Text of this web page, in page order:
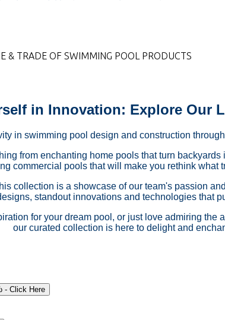
& TRADE OF SWIMMING POOL PRODUCTS
in Innovation: Explore Our
in swimming pool design and construction
from enchanting home pools that turn
commercial pools that will make you rethink what
collection is a showcase of our team's passion
standout innovations and technologies that
for your dream pool, or just love admiring the
our curated collection is here to delight and